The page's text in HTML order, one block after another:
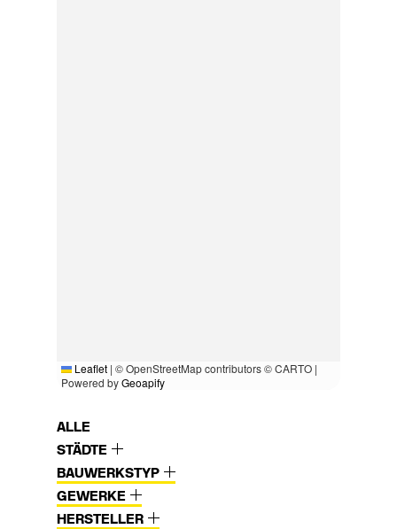
Leaflet | © OpenStreetMap contributors © CARTO |
Powered byGeoapify
ALLE
STÄDTE
BAUWERKSTYP
GEWERKE
HERSTELLER